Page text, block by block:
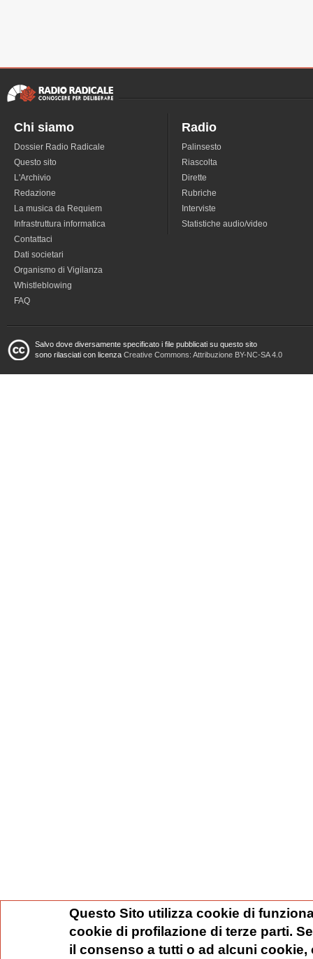
Chi siamo
Dossier Radio Radicale
Questo sito
L'Archivio
Redazione
La musica da Requiem
Infrastruttura informatica
Contattaci
Dati societari
Organismo di Vigilanza
Whistleblowing
FAQ
Radio
Palinsesto
Riascolta
Dirette
Rubriche
Interviste
Statistiche audio/video
Salvo dove diversamente specificato i file pubblicati su questo sito
sono rilasciati con licenza Creative Commons: Attribuzione BY-NC-SA 4.0
Questo Sito utilizza cookie di
cookie di profilazione di terze parti.
il consenso a tutti o ad alcuni